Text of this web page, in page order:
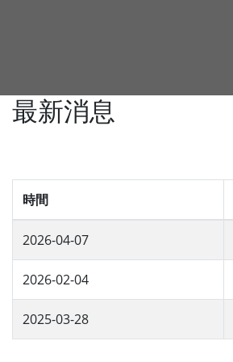
最新消息
時間
2026-04-07
2026-02-04
2025-03-28